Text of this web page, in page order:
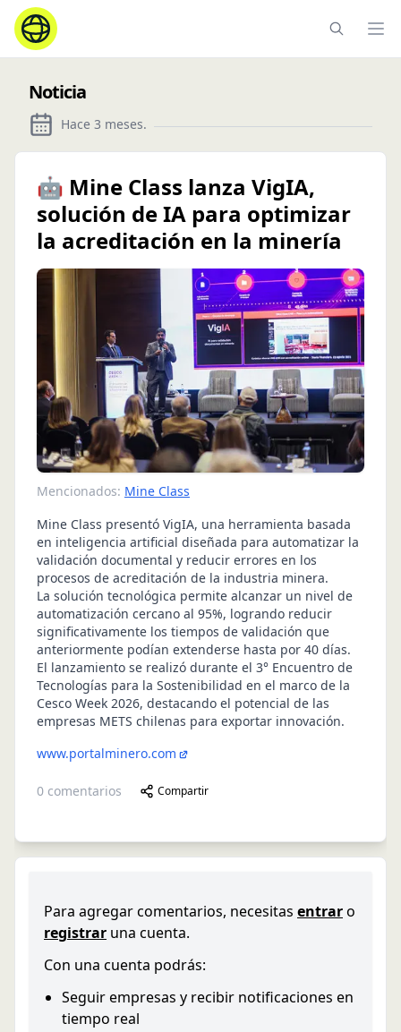
Noticia
Hace 3 meses.
🤖 Mine Class lanza VigIA,
solución de IA para optimizar
la acreditación en la minería
Mencionados: Mine Class
Mine Class presentó VigIA, una herramienta basada
en inteligencia artificial diseñada para automatizar la
validación documental y reducir errores en los
procesos de acreditación de la industria minera.
La solución tecnológica permite alcanzar un nivel de
automatización cercano al 95%, logrando reducir
significativamente los tiempos de validación que
anteriormente podían extenderse hasta por 40 días.
El lanzamiento se realizó durante el 3° Encuentro de
Tecnologías para la Sostenibilidad en el marco de la
Cesco Week 2026, destacando el potencial de las
empresas METS chilenas para exportar innovación.
www.portalminero.com
0 comentarios Compartir
Para agregar comentarios, necesitas entraro
registrar una cuenta.
Con una cuenta podrás:
Seguir empresas y recibir notificaciones en
tiempo real